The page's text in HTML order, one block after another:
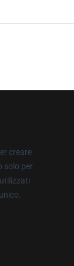
creare
solo per